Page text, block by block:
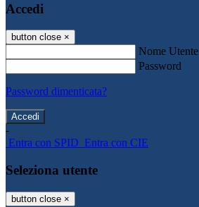
Accedi
button close ×
Nome Utente
Password
Password dimenticata?
-
Entra con SPID Entra con CIE
Seleziona utente
button close ×